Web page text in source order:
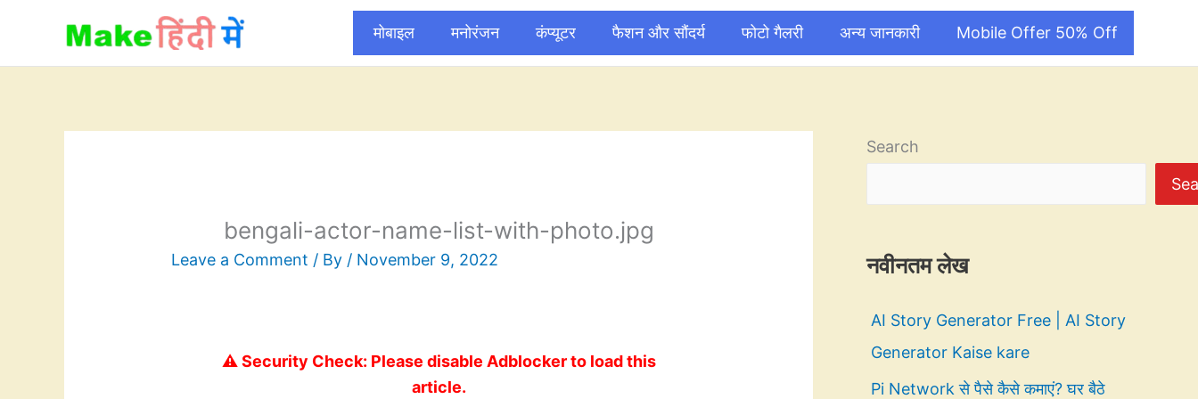
content
मोबाइल मनोरंजन कंप्यूटर फैशन और सौंदर्य फोटो गैलरी अन्य जानकारी Mobile Offer 50% Off
bengali-actor-name-list-with-photo.jpg
Leave a Comment / By / November 9, 2022
⚠️ Security Check: Please disable Adblocker to load this
article.
Search
नवीनतम लेख
AI Story Generator Free | AI Story
Generator Kaise kare
Pi Network से पैसे कैसे कमाएं? घर बैठे